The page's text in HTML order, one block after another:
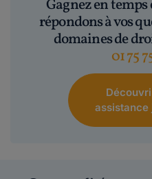
Gagnez en
répondons à vos
domaines de
01 75
assistance